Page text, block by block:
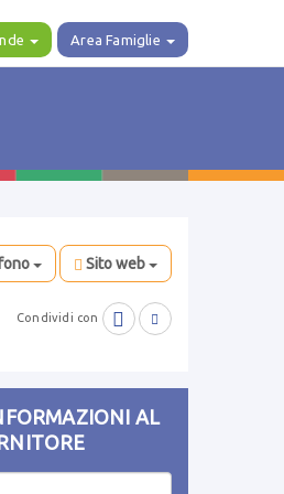
Area Famiglie
Sito web
Condividi con  
AL